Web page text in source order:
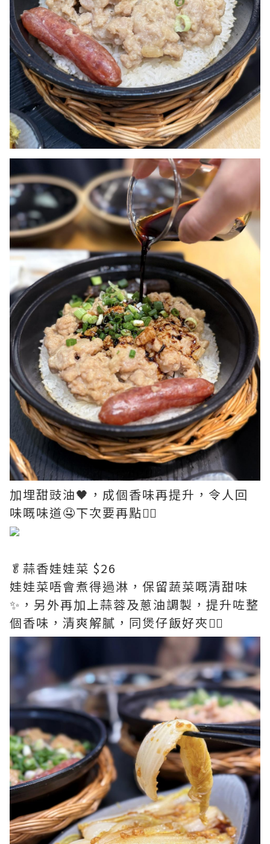
加埋甜豉油🖤，成個香味再提升，令人回
味嘅味道🤤下次要再點👍🏻
🥬蒜香娃娃菜 $26
娃娃菜唔會煮得過淋，保留蔬菜嘅清甜味
✨，另外再加上蒜蓉及蔥油調製，提升咗整
個香味，清爽解膩，同煲仔飯好夾👍🏻